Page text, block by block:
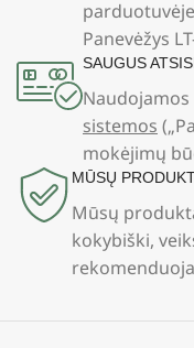
Panevėžys
SAUGUS
Naudojamos
sistemos
mokėjimų
MŪSŲ
Mūsų
kokybiški,